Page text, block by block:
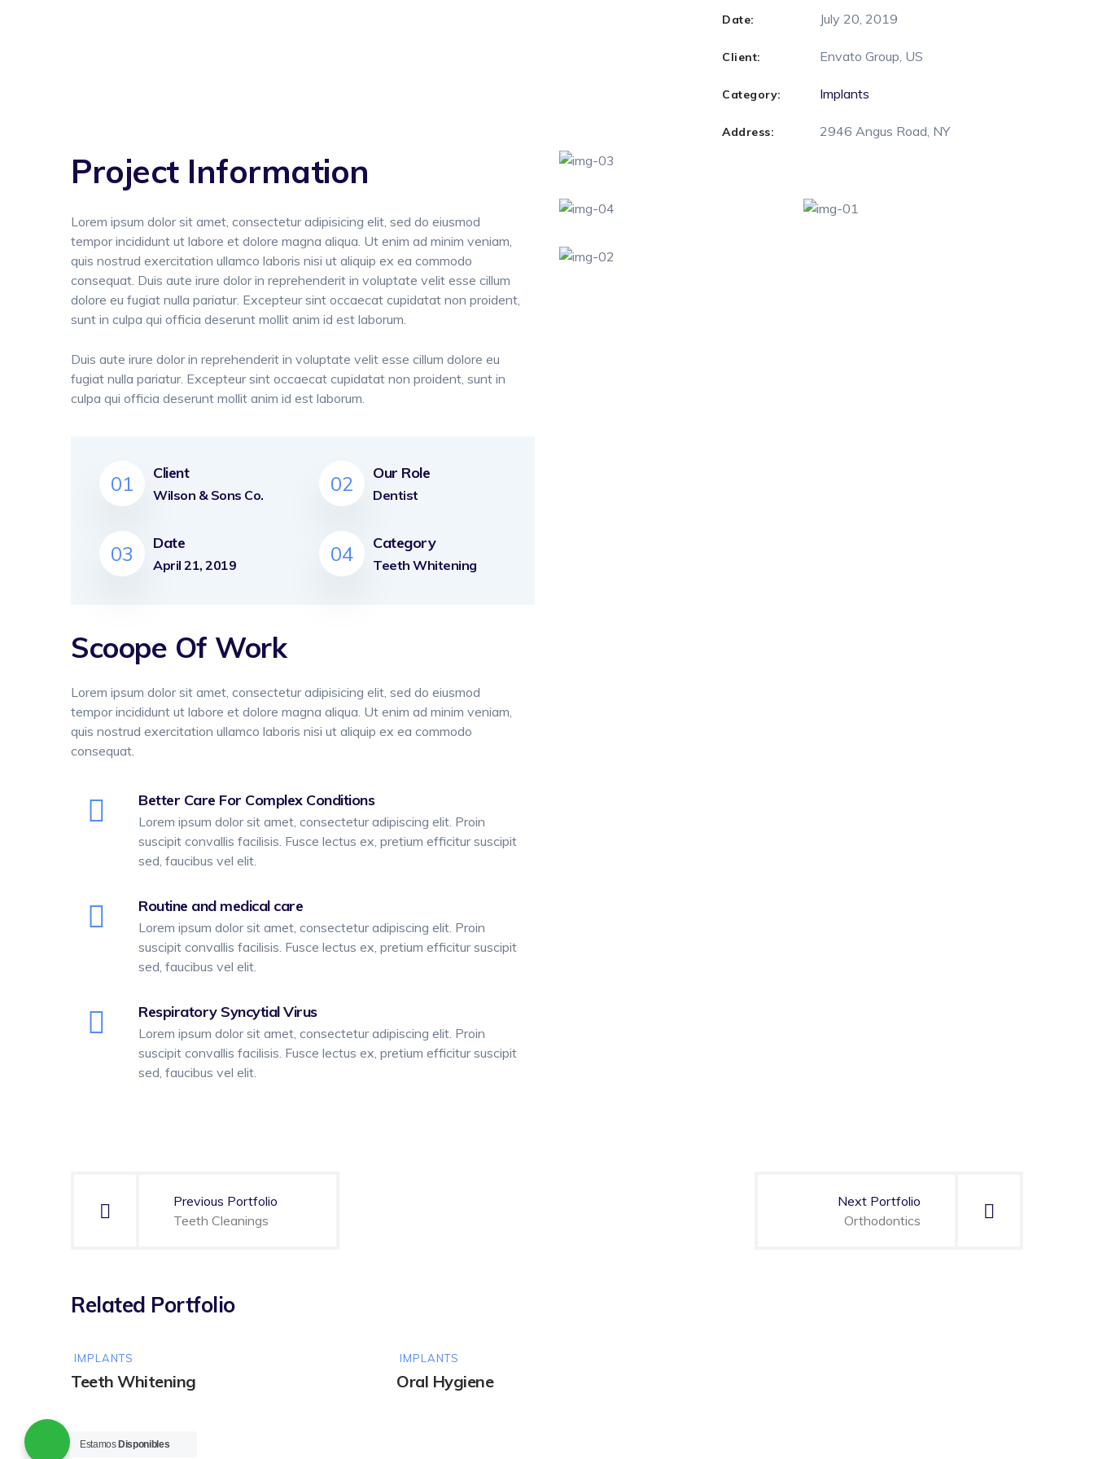
PEELING
PSICOLOGÍA
PODOLOGÍA
RADIOLOGÍA
Date: July 20, 2019
Client: Envato Group, US
Category: Implants
Address: 2946 Angus Road, NY
Project Information
Lorem ipsum dolor sit amet, consectetur adipisicing elit, sed do eiusmod
tempor incididunt ut labore et dolore magna aliqua. Ut enim ad minim veniam,
quis nostrud exercitation ullamco laboris nisi ut aliquip ex ea commodo
consequat. Duis aute irure dolor in reprehenderit in voluptate velit esse cillum
dolore eu fugiat nulla pariatur. Excepteur sint occaecat cupidatat non proident,
sunt in culpa qui officia deserunt mollit anim id est laborum.
Duis aute irure dolor in reprehenderit in voluptate velit esse cillum dolore eu
fugiat nulla pariatur. Excepteur sint occaecat cupidatat non proident, sunt in
culpa qui officia deserunt mollit anim id est laborum.
01 Client
Wilson & Sons Co.
03 Date
April 21, 2019
02 Our Role
Dentist
04 Category
Teeth Whitening
Scoope Of Work
Lorem ipsum dolor sit amet, consectetur adipisicing elit, sed do eiusmod
tempor incididunt ut labore et dolore magna aliqua. Ut enim ad minim veniam,
quis nostrud exercitation ullamco laboris nisi ut aliquip ex ea commodo
consequat.
Better Care For Complex Conditions
Lorem ipsum dolor sit amet, consectetur adipiscing elit. Proin
suscipit convallis facilisis. Fusce lectus ex, pretium efficitur suscipit
sed, faucibus vel elit.
Routine and medical care
Lorem ipsum dolor sit amet, consectetur adipiscing elit. Proin
suscipit convallis facilisis. Fusce lectus ex, pretium efficitur suscipit
sed, faucibus vel elit.
Respiratory Syncytial Virus
Lorem ipsum dolor sit amet, consectetur adipiscing elit. Proin
suscipit convallis facilisis. Fusce lectus ex, pretium efficitur suscipit
sed, faucibus vel elit.
entradas
Previous Portfolio
Teeth Cleanings
Next Portfolio
Orthodontics
Related Portfolio
IMPLANTS
Teeth Whitening
IMPLANTS
Oral Hygiene
Estamos Disponibles